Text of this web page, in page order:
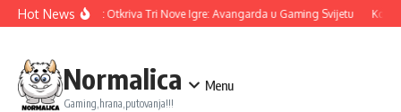
Skip to content
Hot NewsUbisoft Otkriva Tri Nove Igre: Avangarda u Gaming Svijetu
Normalica
Gaming,hrana,putovanja!!!
Menu